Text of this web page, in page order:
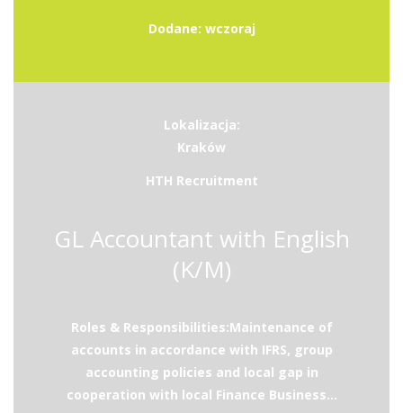
Dodane: wczoraj
Lokalizacja:
Kraków
HTH Recruitment
GL Accountant with English
(K/M)
Roles & Responsibilities:Maintenance of
accounts in accordance with IFRS, group
accounting policies and local gap in
cooperation with local Finance Business...